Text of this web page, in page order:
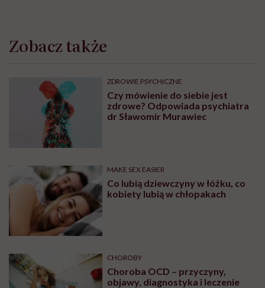
Zobacz także
ZDROWIE PSYCHICZNE
Czy mówienie do siebie jest
zdrowe? Odpowiada psychiatra
dr Sławomir Murawiec
MAKE SEX EASIER
Co lubią dziewczyny w łóżku, co
kobiety lubią w chłopakach
CHOROBY
Choroba OCD – przyczyny,
objawy, diagnostyka i leczenie